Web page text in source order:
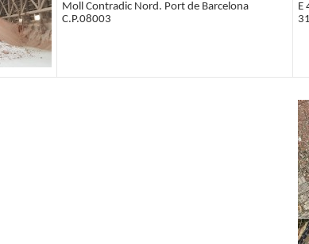
Moll Contradic Nord. Port de Barcelona
C.P.08003
E